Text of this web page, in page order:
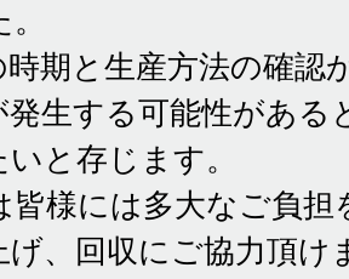
期と生産方法の確認
発生する可能性がある
と存じます。
皆様には多大なご負
げ、回収にご協力頂け